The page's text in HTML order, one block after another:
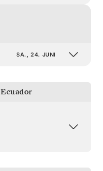
SA., 24. JUNI
Ecuador